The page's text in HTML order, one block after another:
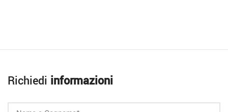
Richiedi informazioni